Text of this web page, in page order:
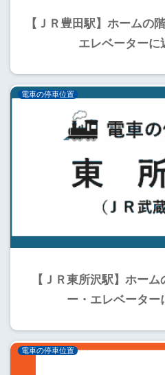
【ＪＲ豊田駅】ホームの
エレベーターに
電車の停車位置
【ＪＲ東所沢駅】ホー
ー・エレベーター
電車の停車位置